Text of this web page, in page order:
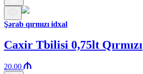
Şərab qırmızı idxal
Caxir Tbilisi 0,75lt Qırmızı
20.00